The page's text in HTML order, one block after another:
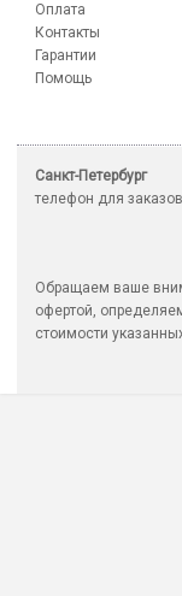
Оплата
Контакты
Гарантии
Помощь
Санкт-Петербург
телефон для
Обращаем ваше
офертой,
стоимости